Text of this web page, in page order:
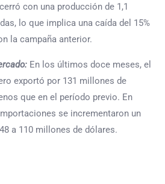
con una producción de 1,1
lo que implica una caída del 15%
la campaña anterior.
En los últimos doce meses, el
exportó por 131 millones de
que en el período previo. En
se incrementaron un
a 110 millones de dólares.